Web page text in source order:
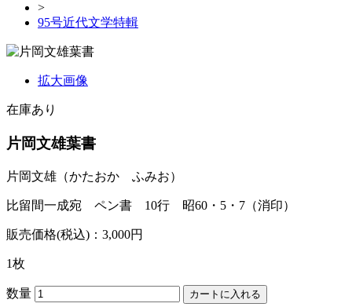
>
95号近代文学特輯
拡大画像
在庫あり
片岡文雄葉書
片岡文雄 （かたおか ふみお）
比留間一成宛 ペン書 10行 昭60・5・7（消印）
販売価格(税込)：3,000円
1枚
数量